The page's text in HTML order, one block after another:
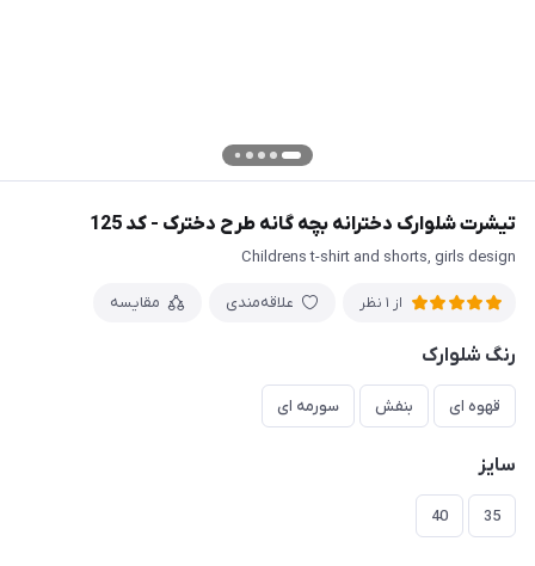
تیشرت شلوارک دخترانه بچه گانه طرح دخترک - کد 125
Childrens t-shirt and shorts, girls design
از 1 نظر علاقه‌مندی مقایسه
رنگ شلوارک
قهوه ای بنفش سورمه ای
سایز
35
40